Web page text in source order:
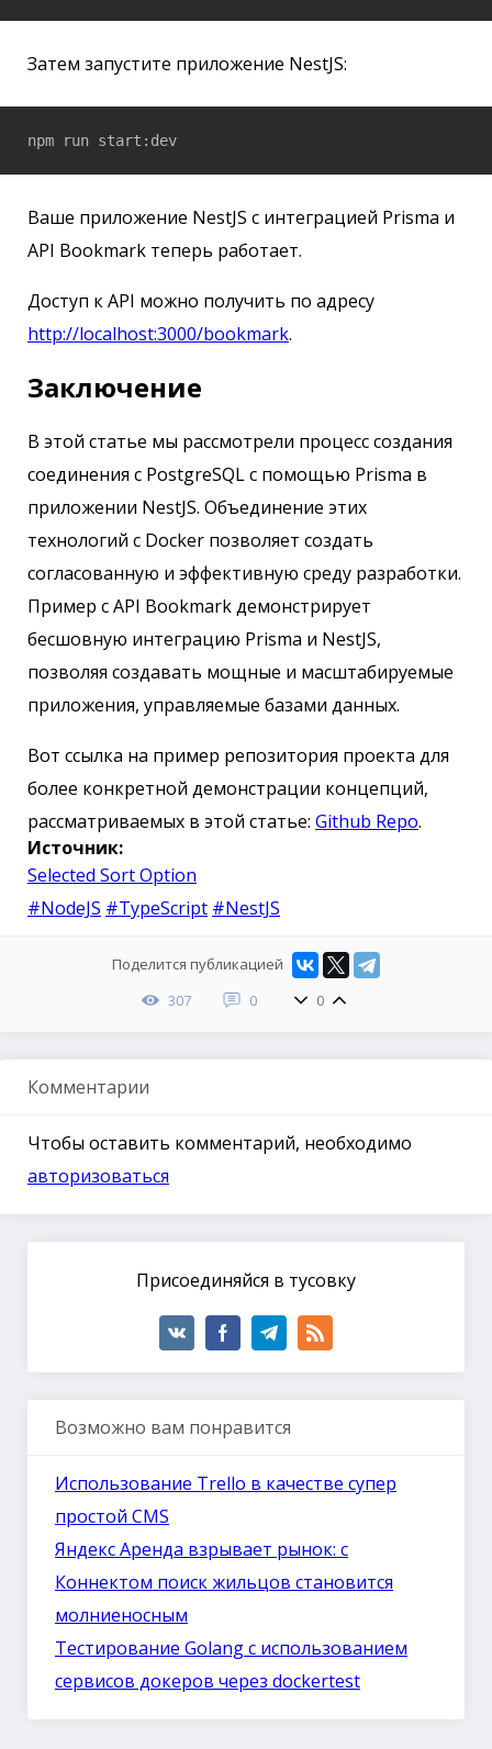
Затем запустите приложение NestJS:
npm run start:dev
Ваше приложение NestJS с интеграцией Prisma и
API Bookmark теперь работает.
Доступ к API можно получить по адресу
http://localhost:3000/bookmark.
Заключение
В этой статье мы рассмотрели процесс создания
соединения с PostgreSQL с помощью Prisma в
приложении NestJS. Объединение этих
технологий с Docker позволяет создать
согласованную и эффективную среду разработки.
Пример с API Bookmark демонстрирует
бесшовную интеграцию Prisma и NestJS,
позволяя создавать мощные и масштабируемые
приложения, управляемые базами данных.
Вот ссылка на пример репозитория проекта для
более конкретной демонстрации концепций,
рассматриваемых в этой статье: Github Repo.
Источник:
Selected Sort Option
#NodeJS #TypeScript #NestJS
Поделится публикацией
307
0 0
Комментарии
Чтобы оставить комментарий, необходимо
авторизоваться
Присоединяйся в тусовку
Возможно вам понравится
Использование Trello в качестве супер
простой CMS
Яндекс Аренда взрывает рынок: с
Коннектом поиск жильцов становится
молниеносным
Тестирование Golang с использованием
сервисов докеров через dockertest